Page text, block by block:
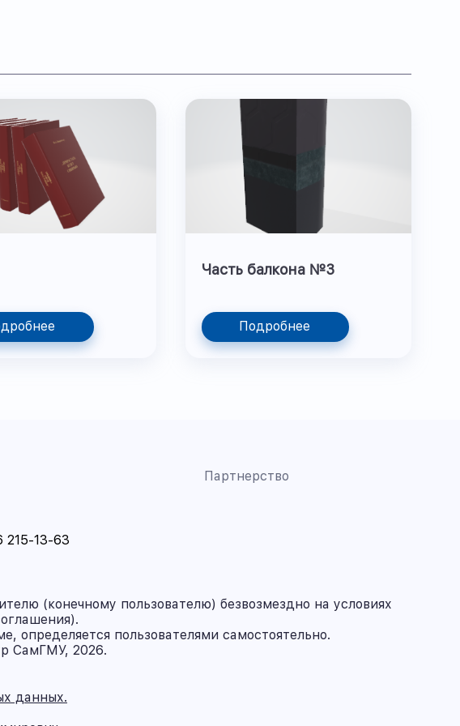
Часть балкона №3
Подробнее
Партнерство
215-13-63
(конечному пользователю) безвозмездно на условиях
определяется пользователями самостоятельно.
СамГМУ, 2026.
данных.